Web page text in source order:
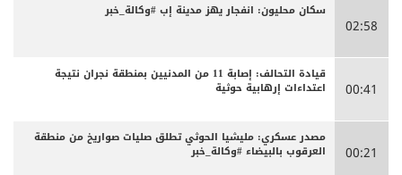
02:58
سكان محليون: انفجار يهز مدينة إب #وكالة_خبر
00:41
قيادة التحالف: إصابة 11 من المدنيين بمنطقة نجران نتيجة
اعتداءات إرهابية حوثية
00:21
مصدر عسكري: مليشيا الحوثي تطلق صليات صواريخ من منطقة
العرقوب بالبيضاء #وكالة_خبر